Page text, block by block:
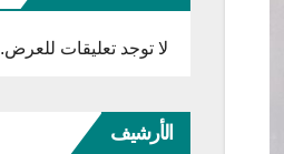
لا توجد تعليقات للعرض.
الأرشيف